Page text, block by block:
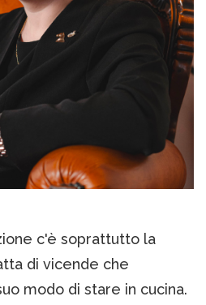
c'è soprattutto la
di vicende che
modo di stare in cucina.